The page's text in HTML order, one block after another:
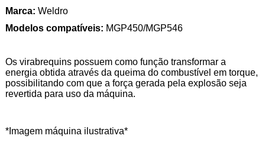
Marca: Weldro
Modelos compatíveis: MGP450/MGP546
Os virabrequins possuem como função transformar a
energia obtida através da queima do combustível em torque,
possibilitando com que a força gerada pela explosão seja
revertida para uso da máquina.
*Imagem máquina ilustrativa*